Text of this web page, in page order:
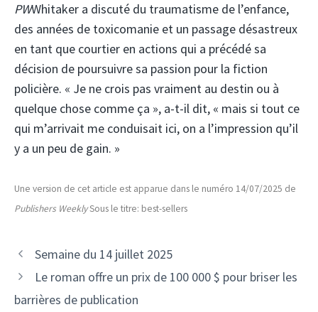
PWWhitaker a discuté du traumatisme de l’enfance,
des années de toxicomanie et un passage désastreux
en tant que courtier en actions qui a précédé sa
décision de poursuivre sa passion pour la fiction
policière. « Je ne crois pas vraiment au destin ou à
quelque chose comme ça », a-t-il dit, « mais si tout ce
qui m’arrivait me conduisait ici, on a l’impression qu’il
y a un peu de gain. »
Une version de cet article est apparue dans le numéro 14/07/2025 de
Publishers WeeklySous le titre: best-sellers
Semaine du 14 juillet 2025
Le roman offre un prix de 100 000 $ pour briser les
barrières de publication